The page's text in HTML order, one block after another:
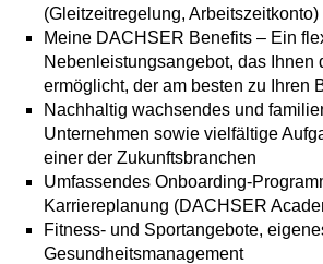
(Gleitzeitregelung, Arbeitszeitkonto)
Meine DACHSER Benefits – Ein
Nebenleistungsangebot, das Ihnen
ermöglicht, der am besten zu Ihren
Nachhaltig wachsendes und
Unternehmen sowie vielfältige
einer der Zukunftsbranchen
Umfassendes Onboarding-
Karriereplanung (DACHSER
Fitness- und Sportangebote,
Gesundheitsmanagement